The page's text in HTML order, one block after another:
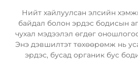
Нийт хайлуулсан элсийн
байдал болон эрдэс бодисын
чухал мэдээлэл өгдөг
Энэ дэвшилтэт төхөөрөмж нь
эрдэс, бусад органик бус